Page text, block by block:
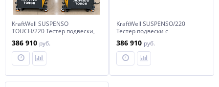
KraftWell SUSPENSO
TOUCH/220 Тестер подвески,
дисплей
386 910 руб.
KraftWell SUSPENSO/220
Тестер подвески с
386 910 руб.